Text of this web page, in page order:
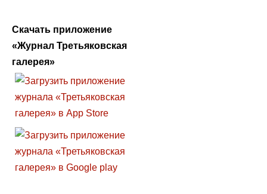
Скачать приложение
«Журнал Третьяковская
галерея»